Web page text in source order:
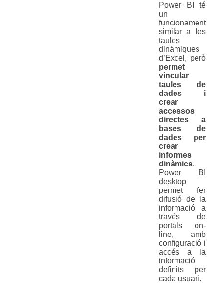
Power BI té
un
funcionament
similar a les
taules
dinàmiques
d’Excel, però
permet
vincular
taules de
dades i
crear
accessos
directes a
bases de
dades per
crear
informes
dinàmics.
Power BI
desktop
permet fer
difusió de la
informació a
través de
portals on-
line, amb
configuració i
accés a la
informació
definits per
cada usuari.